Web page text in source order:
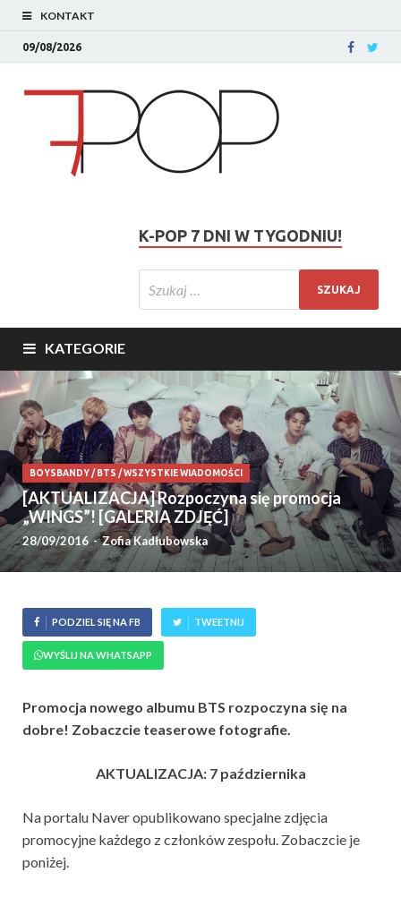
KONTAKT
09/08/2026
K-POP 7 DNI W TYGODNIU!
KATEGORIE
BOYSBANDY/BTS /WSZYSTKIE WIADOMOŚCI
[AKTUALIZACJA] Rozpoczyna się promocja
„WINGS”! [GALERIA ZDJĘĆ]
28/09/2016-Zofia Kadłubowska
PODZIEL SIĘ NA FB TWEETNIJ
WYŚLIJ NA WHATSAPP
Promocja nowego albumu BTS rozpoczyna się na
dobre! Zobaczcie teaserowe fotografie.
AKTUALIZACJA: 7 października
Na portalu Naver opublikowano specjalne zdjęcia
promocyjne każdego z członków zespołu. Zobaczcie je
poniżej.